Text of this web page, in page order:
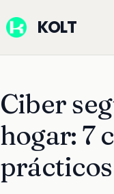
al
KOLT
Ciber
hogar: 7
prácticos